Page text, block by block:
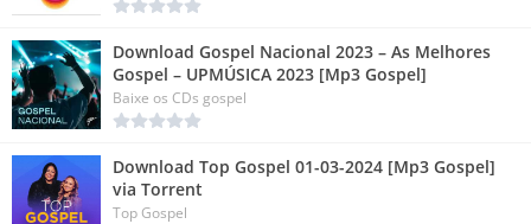
Download Gospel Nacional 2023 – As Melhores
Gospel – UPMÚSICA 2023 [Mp3 Gospel]
Baixe os CDs gospel
Download Top Gospel 01-03-2024 [Mp3 Gospel]
via Torrent
Top Gospel